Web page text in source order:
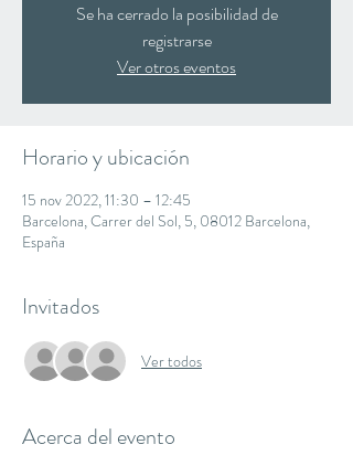
Se ha cerrado la posibilidad de
registrarse
Ver otros eventos
Horario y ubicación
15 nov 2022, 11:30 – 12:45
Barcelona, Carrer del Sol, 5, 08012 Barcelona,
España
Invitados
Ver todos
Acerca del evento